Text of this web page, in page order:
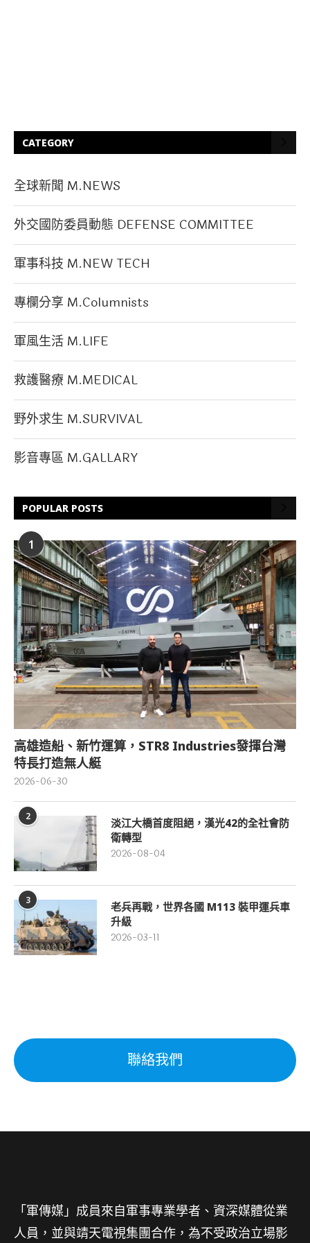
CATEGORY
全球新聞 M.NEWS
外交國防委員動態 DEFENSE COMMITTEE
軍事科技 M.NEW TECH
專欄分享 M.Columnists
軍風生活 M.LIFE
救護醫療 M.MEDICAL
野外求生 M.SURVIVAL
影音專區 M.GALLARY
POPULAR POSTS
1
高雄造船、新竹運算，STR8 Industries發揮台灣
特長打造無人艇
2026-06-30
2
淡江大橋首度阻絕，漢光42的全社會防
衛轉型
2026-08-04
3
老兵再戰，世界各國 M113 裝甲運兵車
升級
2026-03-11
聯絡我們
「軍傳媒」成員來自軍事專業學者、資深媒體從業
人員，並與靖天電視集團合作，為不受政治立場影